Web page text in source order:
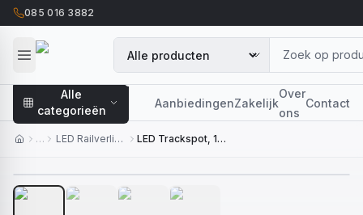
085 016 3882
Alle
categorieën
AanbiedingenZakelijk
Over
ons
Contact
… LED Railverlichting
LED Trackspot, 15W, 2700K Warm Wit, Dimbaar, Zwart